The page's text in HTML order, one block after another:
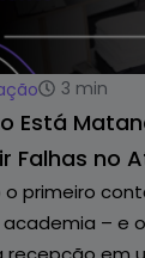
3 min
Está
Falhas no
o primeiro
– e